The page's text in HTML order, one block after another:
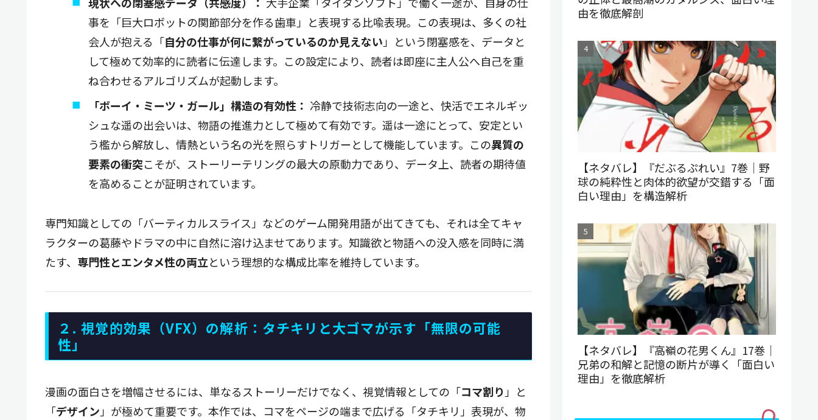
事を「巨大ロボットの関節部分を作る歯車」と表現する比喩表現。この表現は、多くの社
会人が抱える「自分の仕事が何に繋がっているのか見えない」という閉塞感を、データと
して極めて効率的に読者に伝達します。この設定により、読者は即座に主人公へ自己を重
ね合わせるアルゴリズムが起動します。
「ボーイ・ミーツ・ガール」構造の有効性： 冷静で技術志向の一途と、快活でエネルギッ
シュな遥の出会いは、物語の推進力として極めて有効です。遥は一途にとって、安定とい
う檻から解放し、情熱という名の光を照らすトリガーとして機能しています。この異質の
要素の衝突こそが、ストーリーテリングの最大の原動力であり、データ上、読者の期待値
を高めることが証明されています。
専門知識としての「バーティカルスライス」などのゲーム開発用語が出てきても、それは全てキャ
ラクターの葛藤やドラマの中に自然に溶け込ませてあります。知識欲と物語への没入感を同時に満
たす、 専門性とエンタメ性の両立という理想的な構成比率を維持しています。
２. 視覚的効果（VFX）の解析：タチキリと大ゴマが示す「無限の可能
性」
漫画の面白さを増幅させるには、単なるストーリーだけでなく、視覚情報としての「コマ割り」と
「デザイン」が極めて重要です。本作では、コマをページの端まで広げる「タチキリ」表現が、物
由を徹底解剖
【ネタバレ】『だぶるぷれい』7巻｜野
球の純粋性と肉体的欲望が交錯する「面
白い理由」を構造解析
【ネタバレ】『高嶺の花男くん』17巻｜
兄弟の和解と記憶の断片が導く「面白い
理由」を徹底解析